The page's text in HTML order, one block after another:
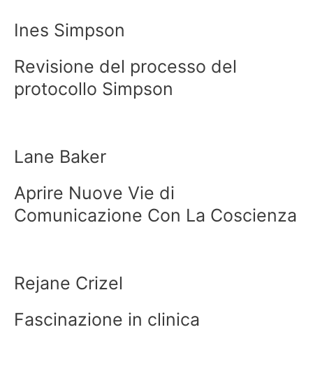
Ines Simpson
Revisione del processo del
protocollo Simpson
Lane Baker
Aprire Nuove Vie di
Comunicazione Con La Coscienza
Rejane Crizel
Fascinazione in clinica